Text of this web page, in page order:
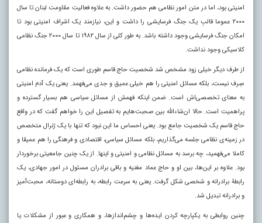
امنیتی بود، اما در متن امور نظامی هم حضور داشت. به علاوه فعالیت مقاومت لبنان تا سال
۲۰۰۰ عموما قالبِ یک جنگ فرسایشی را داشت و این، نیازمند یک اشراف امنیتی بود تا
امکان جنگ فرسایشی وجود داشته باشد. به طور کلی از سال ۱۹۸۲ تا سال ۲۰۰۰ جنگ نظامی
کلاسیکی وجود نداشت.
از طرف دیگر خیلی زود مشخص شد شخصیت حاج قاسم طوری است که یک فرمانده نظامی
صِرف نیست، بلکه مسائل امنیتی را هم خیلی عمیق و جدی می‌فهمد. یعنی یک آدم امنیتی
به معنای تخصصی‌اش است. ضمن اینکه فهمش از مسائل سیاسی هم بسیار گسترده و
پراهمیت است. حالا ان‌شاءالله بین صحبت‌هایم به تفصیل این را خواهم گفت که در واقع
حاج قاسم یک شخصیت جامع بود. یعنی احساس ما این نبود که تنها با یک ژنرال متخصص
در زمینه‌ی نظامی جلسه می‌گذاریم، بلکه مسائل سیاسی، اقتصادی و فرهنگی را هم عمیقا و
کاملا می‌فهمید، چه برسد به مسائل نظامی و امنیتی و اینها. از یک چنین جامعیتی برخوردار
بود. علاوه بر این‌ها، بین او و حاج عماد مغنیه و باقی برادران مسئول در امور جهادی، یک
رابطۀ برادرانه و شخصی شکل گرفت. یعنی به سرعت رابطه، به رابطه‌ای دوستانه، محبت‌آمیز
و برادرانه تبدیل شد.
چنین روابطی به یکپارچه کردن ایده‌ها و چشم‌اندازها، و همکاری و عبور از مشکلات یا